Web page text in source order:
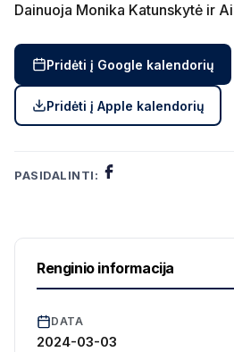
Dainuoja Monika Katunskytė ir
Pridėti į Google kalendorių
Pridėti į Apple kalendorių
PASIDALINTI:
Renginio informacija
DATA
2024-03-03